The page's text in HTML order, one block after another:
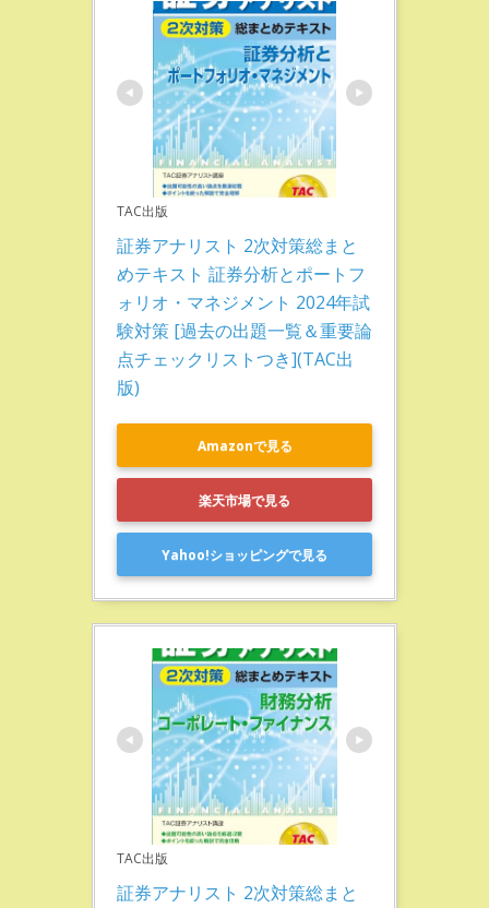
TAC出版
証券アナリスト 2次対策総まと
めテキスト 証券分析とポートフ
ォリオ・マネジメント 2024年試
験対策 [過去の出題一覧＆重要論
点チェックリストつき](TAC出
版)
Amazonで見る
楽天市場で見る
Yahoo!ショッピングで見る
TAC出版
証券アナリスト 2次対策総まと